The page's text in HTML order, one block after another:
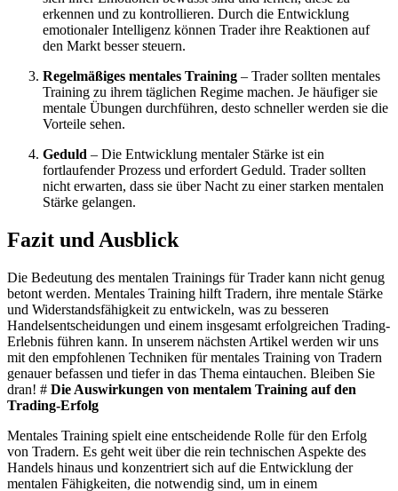
erkennen und zu kontrollieren. Durch die Entwicklung
emotionaler Intelligenz können Trader ihre Reaktionen auf
den Markt besser steuern.
Regelmäßiges mentales Training – Trader sollten mentales
Training zu ihrem täglichen Regime machen. Je häufiger sie
mentale Übungen durchführen, desto schneller werden sie die
Vorteile sehen.
Geduld – Die Entwicklung mentaler Stärke ist ein
fortlaufender Prozess und erfordert Geduld. Trader sollten
nicht erwarten, dass sie über Nacht zu einer starken mentalen
Stärke gelangen.
Fazit und Ausblick
Die Bedeutung des mentalen Trainings für Trader kann nicht genug
betont werden. Mentales Training hilft Tradern, ihre mentale Stärke
und Widerstandsfähigkeit zu entwickeln, was zu besseren
Handelsentscheidungen und einem insgesamt erfolgreichen Trading-
Erlebnis führen kann. In unserem nächsten Artikel werden wir uns
mit den empfohlenen Techniken für mentales Training von Tradern
genauer befassen und tiefer in das Thema eintauchen. Bleiben Sie
dran! # Die Auswirkungen von mentalem Training auf den
Trading-Erfolg
Mentales Training spielt eine entscheidende Rolle für den Erfolg
von Tradern. Es geht weit über die rein technischen Aspekte des
Handels hinaus und konzentriert sich auf die Entwicklung der
mentalen Fähigkeiten, die notwendig sind, um in einem